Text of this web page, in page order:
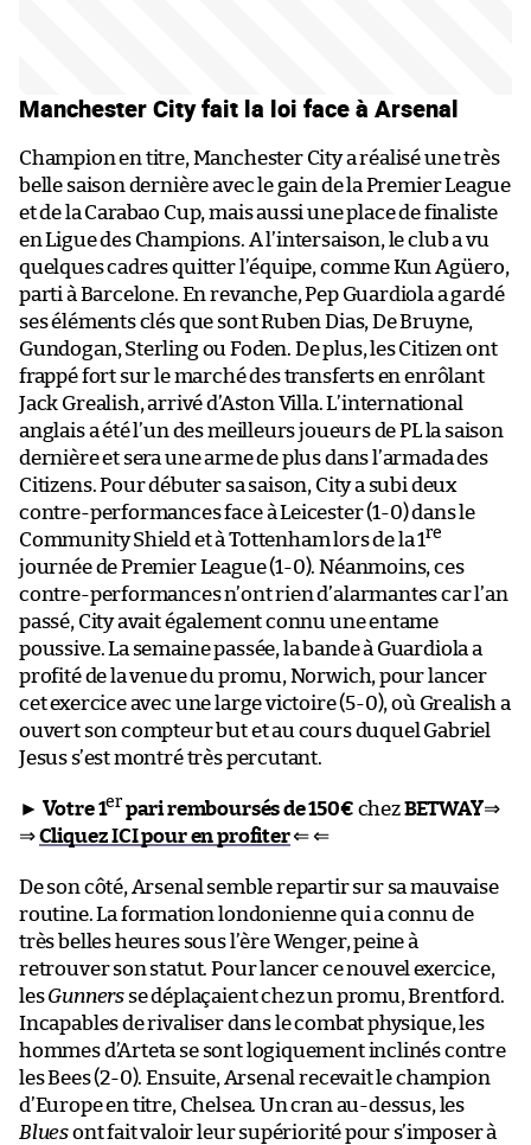
Manchester City fait la loi face à Arsenal
Champion en titre, Manchester City a réalisé une très
belle saison dernière avec le gain de la Premier League
et de la Carabao Cup, mais aussi une place de finaliste
en Ligue des Champions. A l’intersaison, le club a vu
quelques cadres quitter l’équipe, comme Kun Agüero,
parti à Barcelone. En revanche, Pep Guardiola a gardé
ses éléments clés que sont Ruben Dias, De Bruyne,
Gundogan, Sterling ou Foden. De plus, les Citizen ont
frappé fort sur le marché des transferts en enrôlant
Jack Grealish, arrivé d’Aston Villa. L’international
anglais a été l’un des meilleurs joueurs de PL la saison
dernière et sera une arme de plus dans l’armada des
Citizens. Pour débuter sa saison, City a subi deux
contre-performances face à Leicester (1-0) dans le
Community Shield et à Tottenham lors de la 1re
journée de Premier League (1-0). Néanmoins, ces
contre-performances n’ont rien d’alarmantes car l’an
passé, City avait également connu une entame
poussive. La semaine passée, la bande à Guardiola a
profité de la venue du promu, Norwich, pour lancer
cet exercice avec une large victoire (5-0), où Grealish a
ouvert son compteur but et au cours duquel Gabriel
Jesus s’est montré très percutant.
► Votre 1er pari remboursés de 150€ chezBETWAY⇒
⇒Cliquez ICI pour en profiter⇐ ⇐
De son côté, Arsenal semble repartir sur sa mauvaise
routine. La formation londonienne qui a connu de
très belles heures sous l’ère Wenger, peine à
retrouver son statut. Pour lancer ce nouvel exercice,
lesGunners se déplaçaient chez un promu, Brentford.
Incapables de rivaliser dans le combat physique, les
hommes d’Arteta se sont logiquement inclinés contre
les Bees (2-0). Ensuite, Arsenal recevait le champion
d’Europe en titre, Chelsea. Un cran au-dessus, les
Bluesont fait valoir leur supériorité pour s’imposer à